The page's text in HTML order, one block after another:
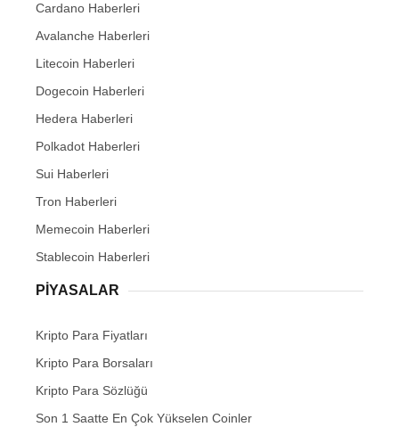
Cardano Haberleri
Avalanche Haberleri
Litecoin Haberleri
Dogecoin Haberleri
Hedera Haberleri
Polkadot Haberleri
Sui Haberleri
Tron Haberleri
Memecoin Haberleri
Stablecoin Haberleri
PIYASALAR
Kripto Para Fiyatları
Kripto Para Borsaları
Kripto Para Sözlüğü
Son 1 Saatte En Çok Yükselen Coinler